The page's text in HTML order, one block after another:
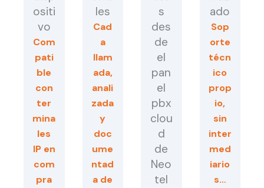
ositi
vo
Com
pati
ble
con
ter
mina
les
IP en
com
pra
les
Cad
a
llam
ada,
anali
zada
y
doc
ume
ntad
a de
s
des
de
el
pan
el
pbx
clou
d
de
Neo
tel
ado
Sop
orte
técn
ico
prop
io,
sin
inter
med
iario
s…